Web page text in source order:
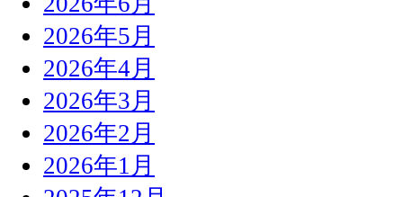
2026年5月
2026年4月
2026年3月
2026年2月
2026年1月